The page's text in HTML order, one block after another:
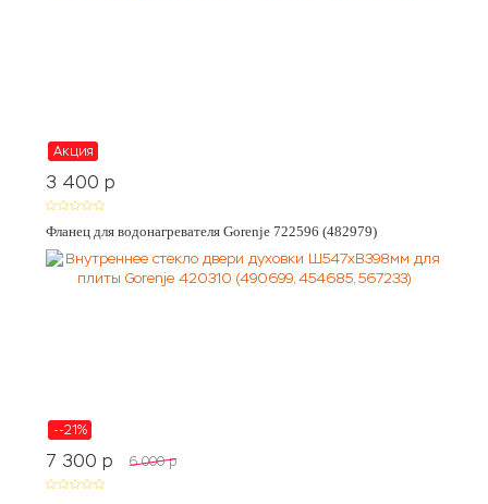
Акция
3 400 p
Фланец для водонагревателя Gorenje 722596 (482979)
--21%
7 300 p 6 000 p